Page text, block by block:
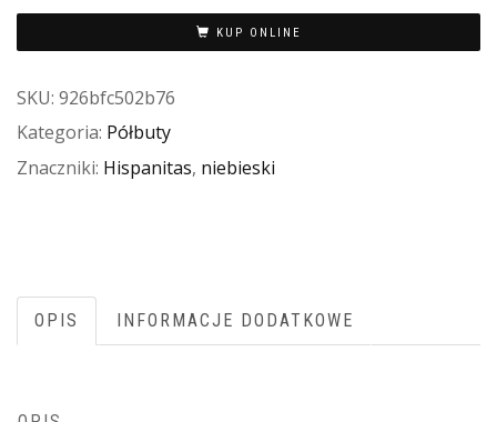
KUP ONLINE
SKU: 926bfc502b76
Kategoria: Półbuty
Znaczniki: Hispanitas, niebieski
OPIS INFORMACJE DODATKOWE